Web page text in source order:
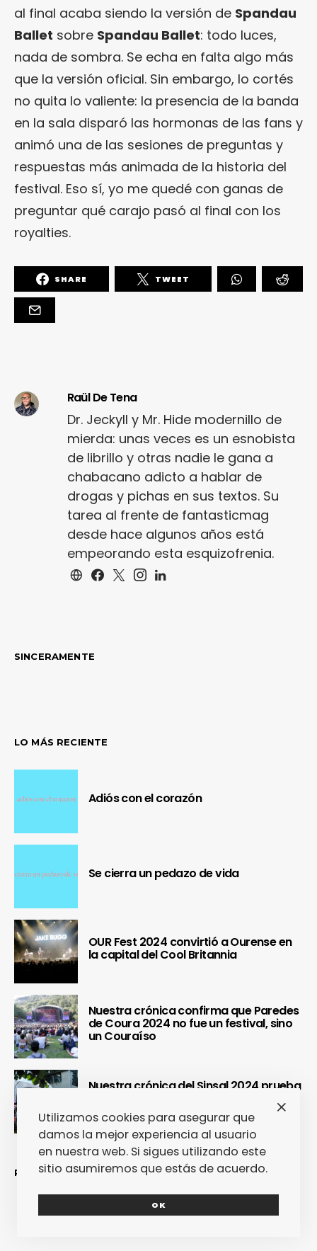
al final acaba siendo la versión de Spandau
Ballet sobre Spandau Ballet: todo luces,
nada de sombra. Se echa en falta algo más
que la versión oficial. Sin embargo, lo cortés
no quita lo valiente: la presencia de la banda
en la sala disparó las hormonas de las fans y
animó una de las sesiones de preguntas y
respuestas más animada de la historia del
festival. Eso sí, yo me quedé con ganas de
preguntar qué carajo pasó al final con los
royalties.
SHARE TWEET
Raül De Tena
Dr. Jeckyll y Mr. Hide modernillo de
mierda: unas veces es un esnobista
de librillo y otras nadie le gana a
chabacano adicto a hablar de
drogas y pichas en sus textos. Su
tarea al frente de fantasticmag
desde hace algunos años está
empeorando esta esquizofrenia.
SINCERAMENTE
LO MÁS RECIENTE
Adiós con el corazón
Se cierra un pedazo de vida
OUR Fest 2024 convirtió a Ourense en
la capital del Cool Britannia
Nuestra crónica confirma que Paredes
de Coura 2024 no fue un festival, sino
un Couraíso
Nuestra crónica del Sinsal 2024 prueba
sostenible del festival
REDES SOCIALES
Utilizamos cookies para asegurar que
damos la mejor experiencia al usuario
en nuestra web. Si sigues utilizando este
sitio asumiremos que estás de acuerdo.
OK